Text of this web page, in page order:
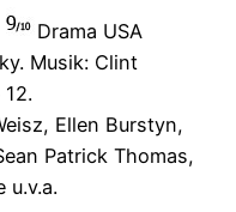
Drama USA
Musik: Clint
Ellen Burstyn,
Patrick Thomas,
u.v.a.